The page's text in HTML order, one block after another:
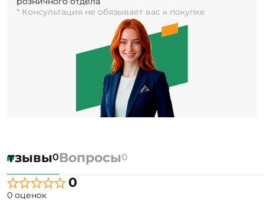
* Консультация не обязывает вас к покупке
0Вопросы0
0
0 оценок